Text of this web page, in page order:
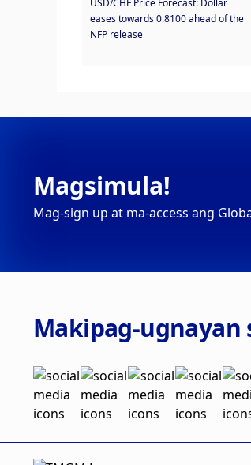
USD/CHF Price Forecast: Dollar
eases towards 0.8100 ahead of the
NFP release
Magsimula!
Mag-sign up at ma-access ang
Makipag-ugnayan